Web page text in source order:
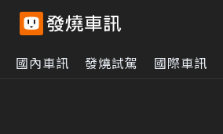
國內車訊 發燒試駕 國際車訊